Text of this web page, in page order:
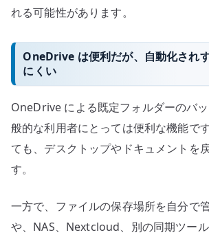
れる可能性があります。
OneDrive は便利だが、自動化され
にくい
OneDrive による既定フォルダーのバ
般的な利用者にとっては便利な機能で
ても、デスクトップやドキュメントを
す。
一方で、ファイルの保存場所を自分で
や、NAS、Nextcloud、別の同期ツー